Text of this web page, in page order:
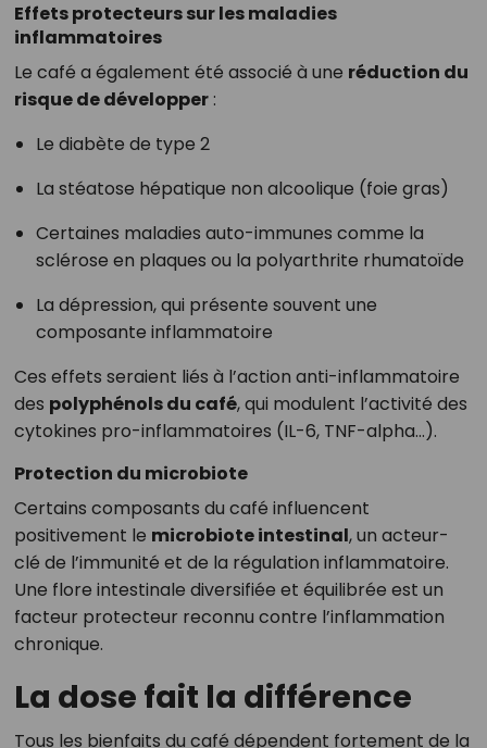
Effets protecteurs sur les maladies
inflammatoires
Le café a également été associé à une réduction du
risque de développer:
Le diabète de type 2
La stéatose hépatique non alcoolique (foie gras)
Certaines maladies auto-immunes comme la
sclérose en plaques ou la polyarthrite rhumatoïde
La dépression, qui présente souvent une
composante inflammatoire
Ces effets seraient liés à l’action anti-inflammatoire
des polyphénols du café, qui modulent l’activité des
cytokines pro-inflammatoires (IL-6, TNF-alpha…).
Protection du microbiote
Certains composants du café influencent
positivement le microbiote intestinal, un acteur-
clé de l’immunité et de la régulation inflammatoire.
Une flore intestinale diversifiée et équilibrée est un
facteur protecteur reconnu contre l’inflammation
chronique.
La dose fait la différence
Tous les bienfaits du café dépendent fortement de la